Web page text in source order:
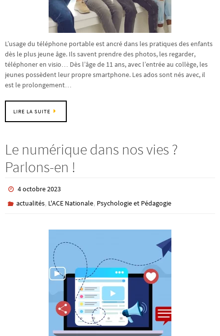
L’usage du téléphone portable est ancré dans les pratiques des enfants
dès le plus jeune âge. Ils savent prendre des photos, les regarder,
téléphoner en visio… Dès l’âge de 11 ans, avec l’entrée au collège, les
jeunes possèdent leur propre smartphone. Les ados sont nés avec, il
est le prolongement…
LIRE LA SUITE
Le numérique dans nos vies ?
Parlons-en !
4 octobre 2023
actualités, L'ACE Nationale, Psychologie et Pédagogie